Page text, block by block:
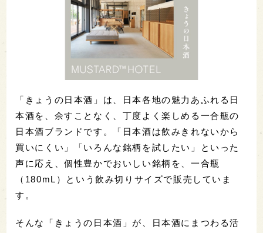
「きょうの日本酒」は、日本各地の魅力あふれる日
本酒を、余すことなく、丁度よく楽しめる一合瓶の
日本酒ブランドです。「日本酒は飲みきれないから
買いにくい」「いろんな銘柄を試したい」といった
声に応え、個性豊かでおいしい銘柄を、一合瓶
（180mL）という飲み切りサイズで販売していま
す。
そんな「きょうの日本酒」が、日本酒にまつわる活